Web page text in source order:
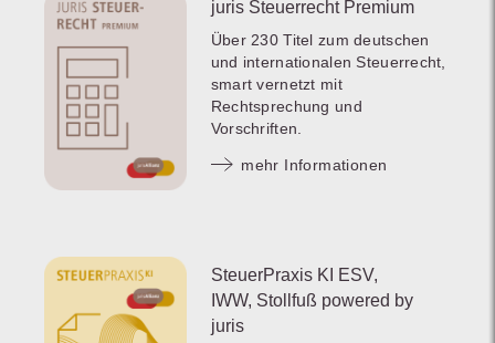
juris Steuerrecht Premium
Über 230 Titel zum deutschen
und internationalen Steuerrecht,
smart vernetzt mit
Rechtsprechung und
Vorschriften.
mehr Informationen
SteuerPraxis KI ESV,
IWW, Stollfuß powered by
juris